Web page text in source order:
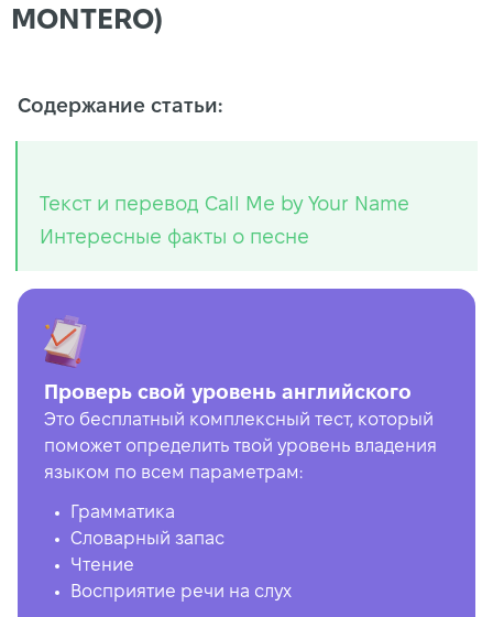
MONTERO)
Содержание статьи:
Текст и перевод Call Me by Your Name
Интересные факты о песне
Проверь свой уровень английского
Это бесплатный комплексный тест, который
поможет определить твой уровень владения
языком по всем параметрам:
Грамматика
Словарный запас
Чтение
Восприятие речи на слух